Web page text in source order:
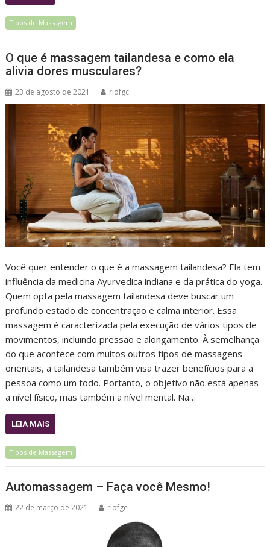
Tipos de Massagem
O que é massagem tailandesa e como ela
alivia dores musculares?
23 de agosto de 2021 riofgc
Você quer entender o que é a massagem tailandesa? Ela tem
influência da medicina Ayurvedica indiana e da prática do yoga.
Quem opta pela massagem tailandesa deve buscar um
profundo estado de concentração e calma interior. Essa
massagem é caracterizada pela execução de vários tipos de
movimentos, incluindo pressão e alongamento. À semelhança
do que acontece com muitos outros tipos de massagens
orientais, a tailandesa também visa trazer benefícios para a
pessoa como um todo. Portanto, o objetivo não está apenas
a nível físico, mas também a nível mental. Na…
LEIA MAIS
Tipos de Massagem
Automassagem – Faça você Mesmo!
22 de março de 2021 riofgc